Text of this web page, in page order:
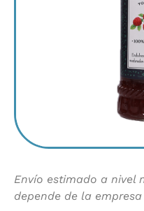
Envío estimado a nivel
depende de la